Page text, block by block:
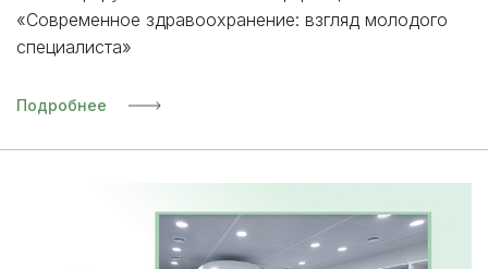
«Современное здравоохранение: взгляд молодого
специалиста»
Подробнее